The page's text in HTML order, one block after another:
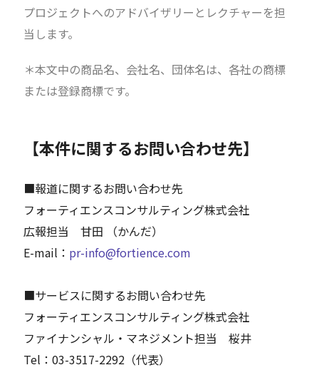
プロジェクトへのアドバイザリーとレクチャーを担
当します。
＊本文中の商品名、会社名、団体名は、各社の商標
または登録商標です。
【本件に関するお問い合わせ先】
■報道に関するお問い合わせ先
フォーティエンスコンサルティング株式会社
広報担当 甘田 （かんだ）
E-mail： pr-info@fortience.com
■サービスに関するお問い合わせ先
フォーティエンスコンサルティング株式会社
ファイナンシャル・マネジメント担当 桜井
Tel：03-3517-2292（代表）